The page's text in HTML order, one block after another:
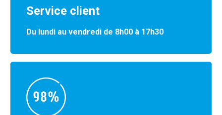
Service client
Du lundi au vendredi de 8h00 à 17h30